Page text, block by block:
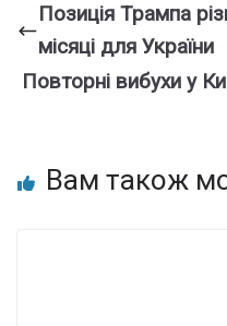
Позиція Трампа
місяці для України
Повторні вибухи у
Вам також